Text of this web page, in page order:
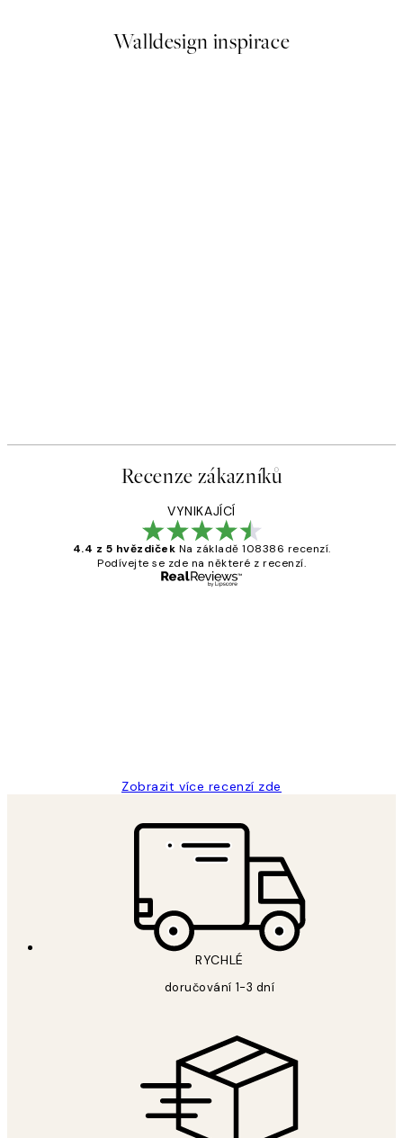
Walldesign inspirace
Recenze zákazníků
VYNIKAJÍCÍ
4.4 z 5 hvězdiček Na základě 108386 recenzí.
Podívejte se zde na některé z recenzí.
Zobrazit více recenzí zde
RYCHLÉ
doručování 1-3 dní